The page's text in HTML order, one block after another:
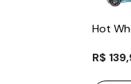
Hot
R$